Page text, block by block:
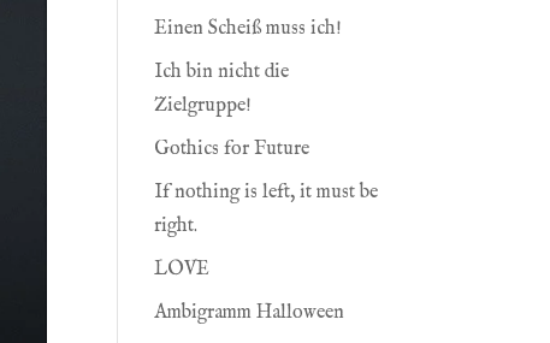
Einen Scheiß muss ich!
Ich bin nicht die
Zielgruppe!
Gothics for Future
If nothing is left, it must be
right.
LOVE
Ambigramm Halloween